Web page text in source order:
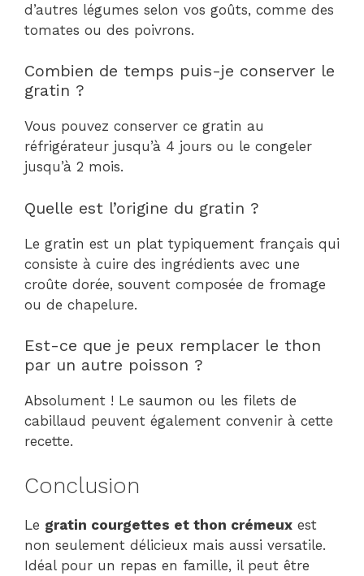
d’autres légumes selon vos goûts, comme des
tomates ou des poivrons.
Combien de temps puis-je conserver le
gratin ?
Vous pouvez conserver ce gratin au
réfrigérateur jusqu’à 4 jours ou le congeler
jusqu’à 2 mois.
Quelle est l’origine du gratin ?
Le gratin est un plat typiquement français qui
consiste à cuire des ingrédients avec une
croûte dorée, souvent composée de fromage
ou de chapelure.
Est-ce que je peux remplacer le thon
par un autre poisson ?
Absolument ! Le saumon ou les filets de
cabillaud peuvent également convenir à cette
recette.
Conclusion
Le gratin courgettes et thon crémeux est
non seulement délicieux mais aussi versatile.
Idéal pour un repas en famille, il peut être